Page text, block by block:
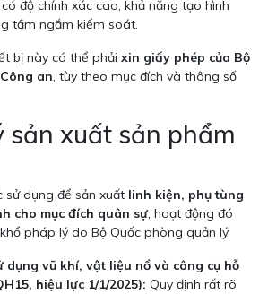
độ chính xác cao, khả năng tạo hình
tầm ngắm kiểm soát.
bị này có thể phải xin giấy phép của Bộ
an, tùy theo mục đích và thông số
sản xuất sản phẩm
sử dụng để sản xuất linh kiện, phụ tùng
cho mục đích quân sự, hoạt động đó
pháp lý do Bộ Quốc phòng quản lý.
dụng vũ khí, vật liệu nổ và công cụ hỗ
hiệu lực 1/1/2025): Quy định rất rõ